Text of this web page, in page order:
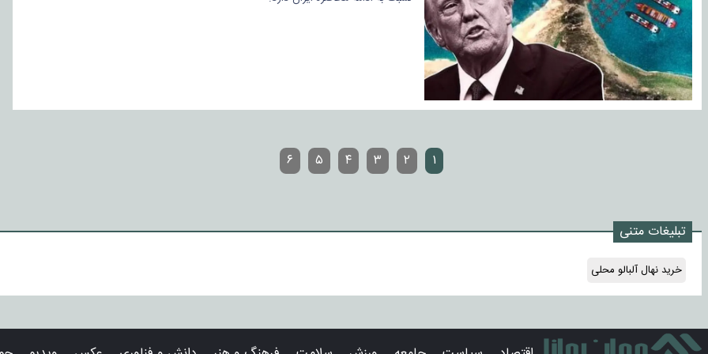
۱ ۲ ۳ ۴ ۵ ۶
تبلیغات متنی
خرید نهال آلبالو محلی